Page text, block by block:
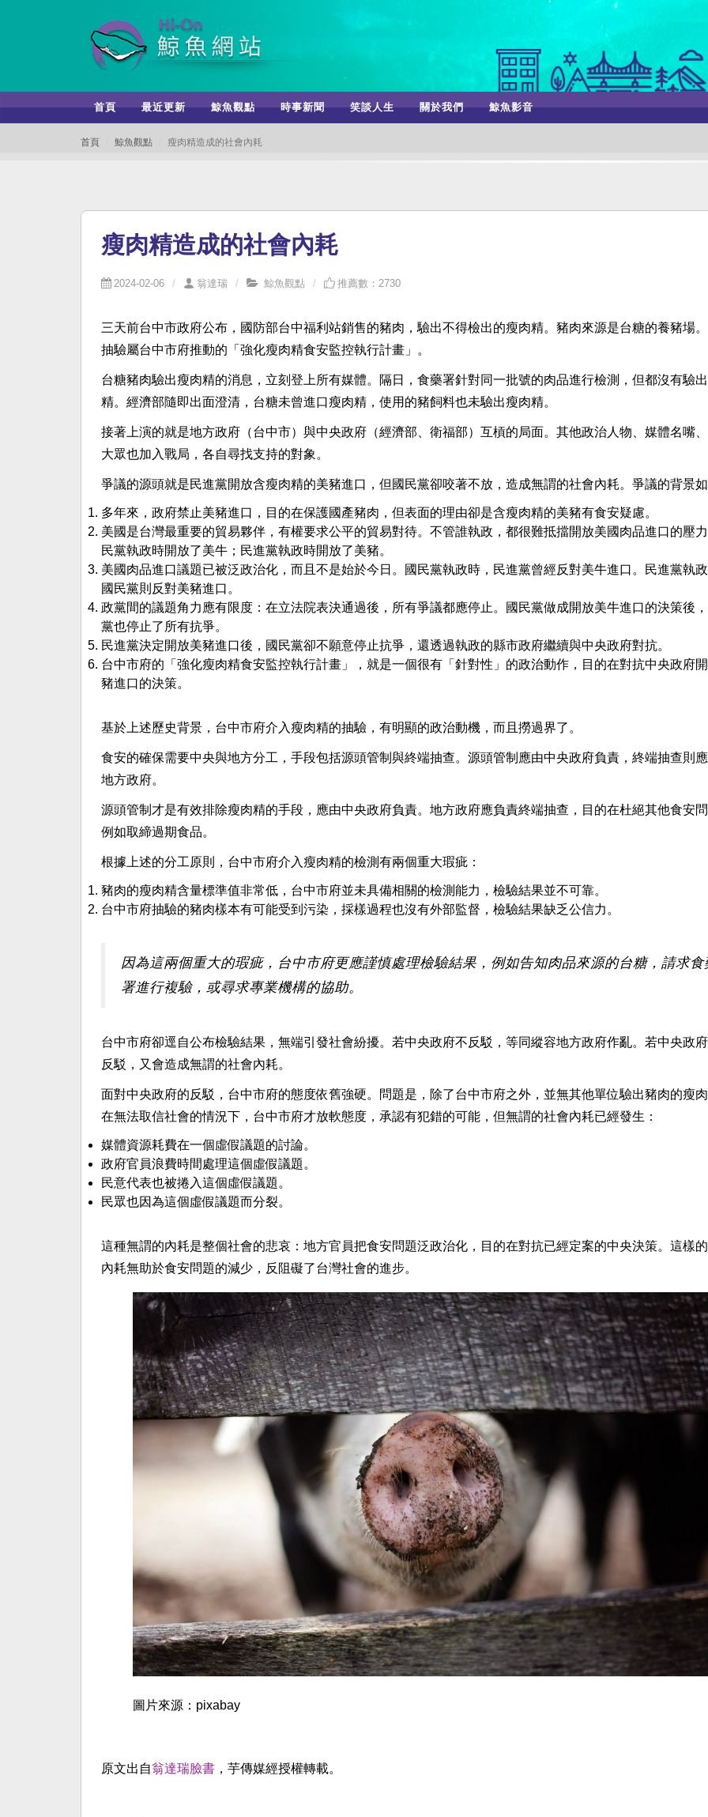
首頁 最近更新 鯨魚觀點 時事新聞 笑談人生 關於我們 鯨魚影音
首頁 鯨魚觀點 瘦肉精造成的社會內耗
瘦肉精造成的社會內耗
2024-02-06 翁達瑞 鯨魚觀點 推薦數：2730
三天前台中市政府公布，國防部台中福利站銷售的豬肉，驗出不得檢出的瘦肉精。豬肉來源是台糖的養豬場
抽驗屬台中市府推動的「強化瘦肉精食安監控執行計畫」。
台糖豬肉驗出瘦肉精的消息，立刻登上所有媒體。隔日，食藥署針對同一批號的肉品進行檢測，但都沒有驗
精。經濟部隨即出面澄清，台糖未曾進口瘦肉精，使用的豬飼料也未驗出瘦肉精。
接著上演的就是地方政府（台中市）與中央政府（經濟部、衛福部）互槓的局面。其他政治人物、媒體名嘴
大眾也加入戰局，各自尋找支持的對象。
爭議的源頭就是民進黨開放含瘦肉精的美豬進口，但國民黨卻咬著不放，造成無謂的社會內耗。爭議的背景
多年來，政府禁止美豬進口，目的在保護國產豬肉，但表面的理由卻是含瘦肉精的美豬有食安疑慮。
美國是台灣最重要的貿易夥伴，有權要求公平的貿易對待。不管誰執政，都很難抵擋開放美國肉品進口的壓
民黨執政時開放了美牛；民進黨執政時開放了美豬。
美國肉品進口議題已被泛政治化，而且不是始於今日。國民黨執政時，民進黨曾經反對美牛進口。民進黨執
國民黨則反對美豬進口。
政黨間的議題角力應有限度：在立法院表決通過後，所有爭議都應停止。國民黨做成開放美牛進口的決策後
黨也停止了所有抗爭。
民進黨決定開放美豬進口後，國民黨卻不願意停止抗爭，還透過執政的縣市政府繼續與中央政府對抗。
台中市府的「強化瘦肉精食安監控執行計畫」，就是一個很有「針對性」的政治動作，目的在對抗中央政府
豬進口的決策。
基於上述歷史背景，台中市府介入瘦肉精的抽驗，有明顯的政治動機，而且撈過界了。
食安的確保需要中央與地方分工，手段包括源頭管制與終端抽查。源頭管制應由中央政府負責，終端抽查則
地方政府。
源頭管制才是有效排除瘦肉精的手段，應由中央政府負責。地方政府應負責終端抽查，目的在杜絕其他食安
例如取締過期食品。
根據上述的分工原則，台中市府介入瘦肉精的檢測有兩個重大瑕疵：
豬肉的瘦肉精含量標準值非常低，台中市府並未具備相關的檢測能力，檢驗結果並不可靠。
台中市府抽驗的豬肉樣本有可能受到污染，採樣過程也沒有外部監督，檢驗結果缺乏公信力。
因為這兩個重大的瑕疵，台中市府更應謹慎處理檢驗結果，例如告知肉品來源的台糖，請求食
署進行複驗，或尋求專業機構的協助。
台中市府卻逕自公布檢驗結果，無端引發社會紛擾。若中央政府不反駁，等同縱容地方政府作亂。若中央政
反駁，又會造成無謂的社會內耗。
面對中央政府的反駁，台中市府的態度依舊強硬。問題是，除了台中市府之外，並無其他單位驗出豬肉的瘦
在無法取信社會的情況下，台中市府才放軟態度，承認有犯錯的可能，但無謂的社會內耗已經發生：
媒體資源耗費在一個虛假議題的討論。
政府官員浪費時間處理這個虛假議題。
民意代表也被捲入這個虛假議題。
民眾也因為這個虛假議題而分裂。
這種無謂的內耗是整個社會的悲哀：地方官員把食安問題泛政治化，目的在對抗已經定案的中央決策。這樣
內耗無助於食安問題的減少，反阻礙了台灣社會的進步。
圖片來源：pixabay
原文出自翁達瑞臉書 ，芋傳媒經授權轉載。